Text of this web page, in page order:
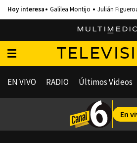
Galilea Montijo Julián
EN VIVO RADIO Últimos Videos
En